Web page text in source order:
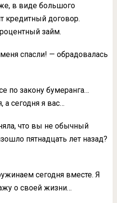
в виде большого
кредитный договор.
займ.
спасли! — обрадовалась
по закону бумеранга…
а сегодня я вас…
что вы не обычный
пятнадцать лет назад?
сегодня вместе. Я
о своей жизни…